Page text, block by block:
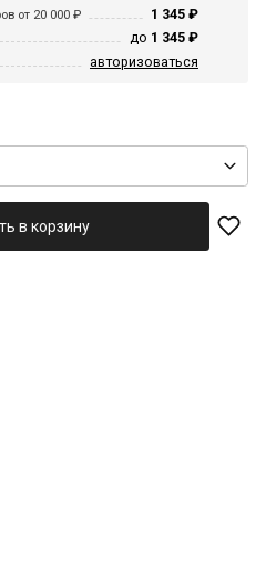
от 20 000 ₽
1 345 ₽
до 1 345 ₽
авторизоваться
в корзину